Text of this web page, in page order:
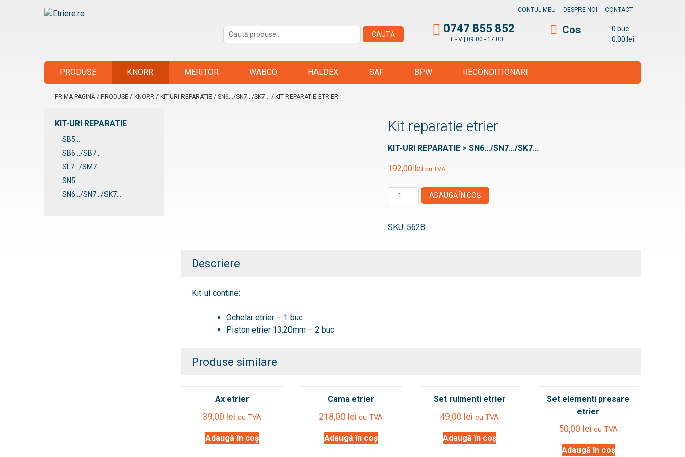
Skip
to
CONTUL MEU DESPRE NOI CONTACT
Caută
după:
CAUTĂ 0747 855 852
L - V | 09:00 - 17:00
Cos
0 buc
0,00 lei
PRODUSE KNORR MERITOR WABCO HALDEX SAF BPW RECONDITIONARI
PRIMA PAGINĂ / PRODUSE / KNORR / KIT-URI REPARATIE / SN6.../SN7.../SK7... / KIT REPARATIE ETRIER
KIT-URI REPARATIE
SB5...
SB6.../SB7...
SL7.../SM7...
SN5...
SN6.../SN7.../SK7...
Kit reparatie etrier
KIT-URI REPARATIE > SN6.../SN7.../SK7...
192,00 lei cu TVA
Cantitate
Kit
etrier
ADAUGĂ ÎN COȘ
SKU: 5628
Descriere
Kit-ul contine:
Ochelar etrier – 1 buc
Piston etrier 13,20mm – 2 buc
Produse similare
Ax etrier
39,00 lei cu TVA
Adaugă în coș
Cama etrier
218,00 lei cu TVA
Adaugă în coș
Set rulmenti etrier
49,00 lei cu TVA
Adaugă în coș
Set elementi presare
etrier
50,00 lei cu TVA
Adaugă în coș